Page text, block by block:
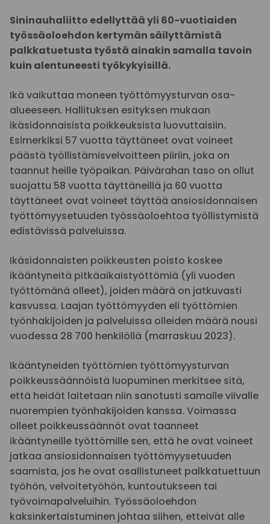
Sininauhaliitto edellyttää yli 60-vuotiaiden
työssäoloehdon kertymän säilyttämistä
palkkatuetusta työstä ainakin samalla tavoin
kuin alentuneesti työkykyisillä.
Ikä vaikuttaa moneen työttömyysturvan osa-
alueeseen. Hallituksen esityksen mukaan
ikäsidonnaisista poikkeuksista luovuttaisiin.
Esimerkiksi 57 vuotta täyttäneet ovat voineet
päästä työllistämisvelvoitteen piiriin, joka on
taannut heille työpaikan. Päivärahan taso on ollut
suojattu 58 vuotta täyttäneillä ja 60 vuotta
täyttäneet ovat voineet täyttää ansiosidonnaisen
työttömyysetuuden työssäoloehtoa työllistymistä
edistävissä palveluissa.
Ikäsidonnaisten poikkeusten poisto koskee
ikääntyneitä pitkäaikaistyöttömiä (yli vuoden
työttömänä olleet), joiden määrä on jatkuvasti
kasvussa. Laajan työttömyyden eli työttömien
työnhakijoiden ja palveluissa olleiden määrä nousi
vuodessa 28 700 henkilöllä (marraskuu 2023).
Ikääntyneiden työttömien työttömyysturvan
poikkeussäännöistä luopuminen merkitsee sitä,
että heidät laitetaan niin sanotusti samalle viivalle
nuorempien työnhakijoiden kanssa. Voimassa
olleet poikkeussäännöt ovat taanneet
ikääntyneille työttömille sen, että he ovat voineet
jatkaa ansiosidonnaisen työttömyysetuuden
saamista, jos he ovat osallistuneet palkkatuettuun
työhön, velvoitetyöhön, kuntoutukseen tai
työvoimapalveluihin. Työssäoloehdon
kaksinkertaistuminen johtaa siihen, etteivät alle